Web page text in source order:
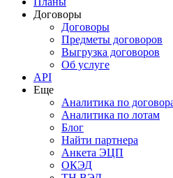
Договоры
Договоры
Предметы договоров
Выгрузка договоров
Об услуге
API
Еще
Аналитика по
Аналитика по лотам
Блог
Найти партнера
Анкета ЭЦП
ОКЭД